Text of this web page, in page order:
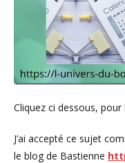
Cliquez ci dessous, pour
J’ai accepté ce sujet
le blog de Bastienne